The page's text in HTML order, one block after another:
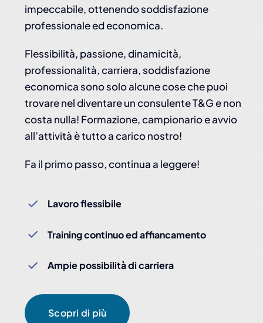
impeccabile, ottenendo soddisfazione
professionale ed economica.
Flessibilità, passione, dinamicità,
professionalità, carriera, soddisfazione
economica sono solo alcune cose che puoi
trovare nel diventare un consulente T&G e non
costa nulla! Formazione, campionario e avvio
all’attività è tutto a carico nostro!
Fa il primo passo, continua a leggere!
Lavoro flessibile
Training continuo ed affiancamento
Ampie possibilità di carriera
Scopri di più